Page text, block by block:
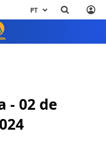
PT
- 02 de